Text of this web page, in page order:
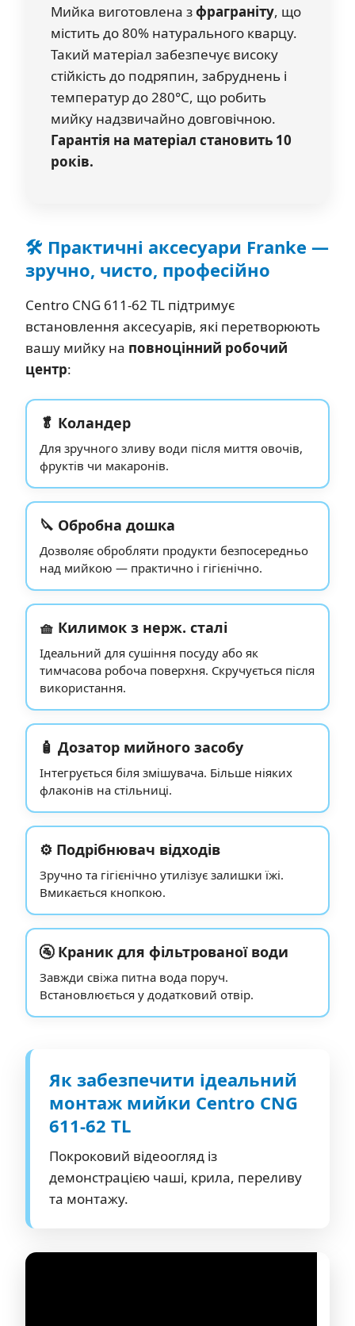
Мийка виготовлена зфраграніту, що
містить до 80% натурального кварцу.
Такий матеріал забезпечує високу
стійкість до подряпин, забруднень і
температур до 280°C, що робить
мийку надзвичайно довговічною.
Гарантія на матеріал становить 10
років.
🛠️ Практичні аксесуари Franke —
зручно, чисто, професійно
Centro CNG 611-62 TL підтримує
встановлення аксесуарів, які перетворюють
вашу мийку на повноцінний робочий
центр:
🥬 Коландер
Для зручного зливу води після миття овочів,
фруктів чи макаронів.
🔪 Обробна дошка
Дозволяє обробляти продукти безпосередньо
над мийкою — практично і гігієнічно.
🧺 Килимок з нерж. сталі
Ідеальний для сушіння посуду або як
тимчасова робоча поверхня. Скручується після
використання.
🧴 Дозатор мийного засобу
Інтегрується біля змішувача. Більше ніяких
флаконів на стільниці.
⚙️ Подрібнювач відходів
Зручно та гігієнічно утилізує залишки їжі.
Вмикається кнопкою.
🚰 Краник для фільтрованої води
Завжди свіжа питна вода поруч.
Встановлюється у додатковий отвір.
Як забезпечити ідеальний
монтаж мийки Centro CNG
611-62 TL
Покроковий відеоогляд із
демонстрацією чаші, крила, переливу
та монтажу.